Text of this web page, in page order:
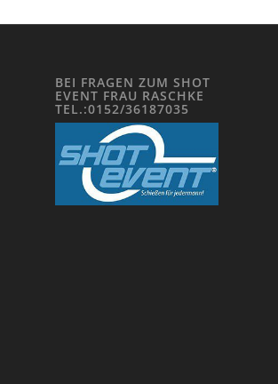
BEI FRAGEN ZUM SHOT
EVENT FRAU RASCHKE
TEL.:0152/36187035